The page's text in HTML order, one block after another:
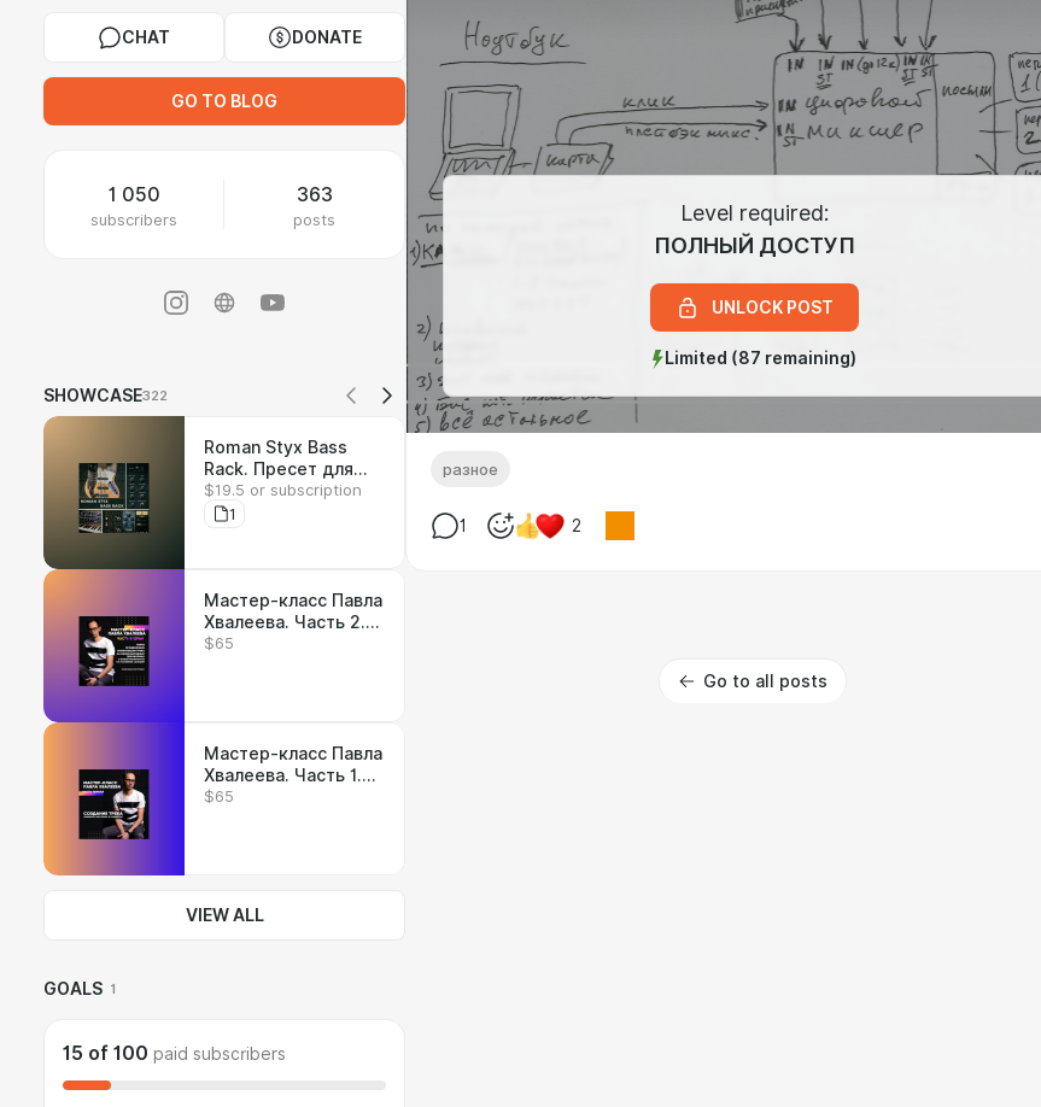
CHAT DONATE
GO TO BLOG
1 050
subscribers
363
posts
SHOWCASE322
Roman Styx Bass
Rack. Пресет для
Waves StudioRack.
$19.5 or subscription
1
Мастер-класс Павла
Хвалеева. Часть 2.
Релиз, продвижение
$65
Мастер-класс Павла
Хвалеева. Часть 1.
Создание трека,
$65
VIEW ALL
GOALS 1
15 of 100 paid subscribers
Level required:
ПОЛНЫЙ ДОСТУП
UNLOCK POST
Limited (87 remaining)
разное
1 2
Go to all posts